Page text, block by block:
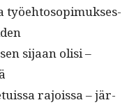
työe­htosopimuk­ses­
sijaan olisi –
rajois­sa – jär­